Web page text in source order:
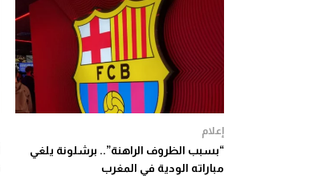
إعلام
“بسبب الظروف الراهنة”.. برشلونة يلغي
مباراته الودية في المغرب